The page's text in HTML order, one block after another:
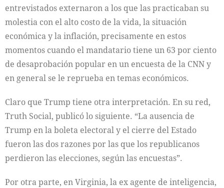
entrevistados externaron a los que las practicaban su
molestia con el alto costo de la vida, la situación
económica y la inflación, precisamente en estos
momentos cuando el mandatario tiene un 63 por ciento
de desaprobación popular en un encuesta de la CNN y
en general se le reprueba en temas económicos.
Claro que Trump tiene otra interpretación. En su red,
Truth Social, publicó lo siguiente. “La ausencia de
Trump en la boleta electoral y el cierre del Estado
fueron las dos razones por las que los republicanos
perdieron las elecciones, según las encuestas”.
Por otra parte, en Virginia, la ex agente de inteligencia,